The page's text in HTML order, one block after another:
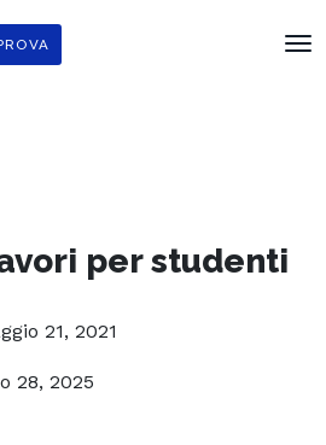
per studenti
21, 2021
28, 2025